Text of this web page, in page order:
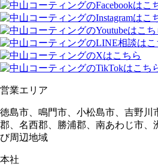
営業エリア
徳島市、鳴門市、小松島市、吉野川
郡、名西郡、勝浦郡、南あわじ市、
び周辺地域
本社